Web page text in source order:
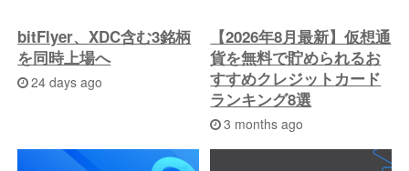
へ
bitFlyer、XDC含む3銘柄
を同時上場へ
24 days ago
【2026年8月最新】仮想通
貨を無料で貯められるお
すすめクレジットカード
ランキング8選
3 months ago